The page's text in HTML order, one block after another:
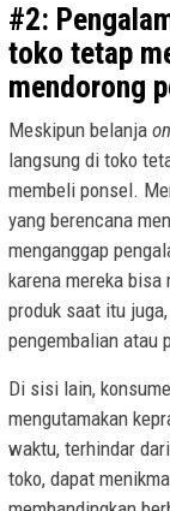
#2:
toko tetap
mendorong
Meskipun belanja
langsung di toko
membeli ponsel.
yang berencana
menganggap
karena mereka bisa
produk saat itu
pengembalian atau
Di sisi lain,
mengutamakan
waktu, terhindar
toko, dapat